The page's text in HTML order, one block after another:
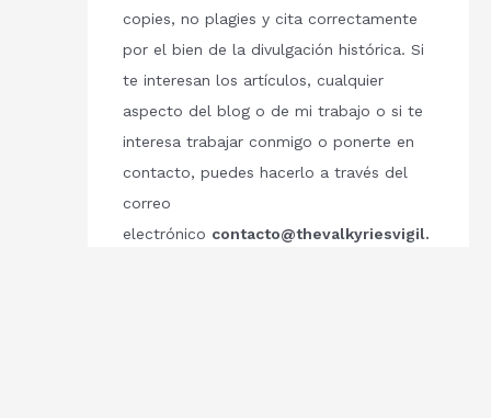
copies, no plagies y cita correctamente
por el bien de la divulgación histórica. Si
te interesan los artículos, cualquier
aspecto del blog o de mi trabajo o si te
interesa trabajar conmigo o ponerte en
contacto, puedes hacerlo a través del
correo
electrónico contacto@thevalkyriesvigil.